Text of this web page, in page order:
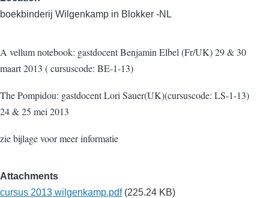
boekbinderij Wilgenkamp in Blokker -NL
A vellum notebook: gastdocent Benjamin Elbel (Fr/UK) 29 & 30
maart 2013 ( cursuscode: BE-1-13)
The Pompidou: gastdocent Lori Sauer(UK)(cursuscode: LS-1-13)
24 & 25 mei 2013
zie bijlage voor meer informatie
Attachments
cursus 2013 wilgenkamp.pdf (225.24 KB)